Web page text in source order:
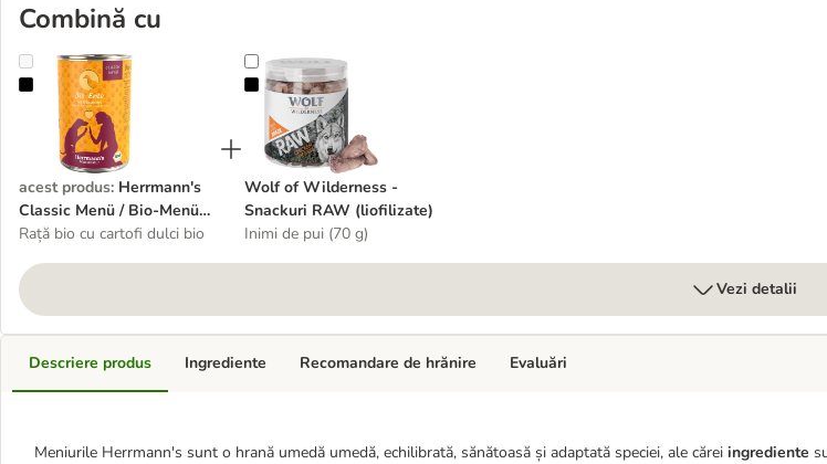
Combină cu
Herrmann's Classic Menü / Bio-Menü 12 x 400 g
acest produs: Herrmann's
Classic Menü / Bio-Menü
12 x 400 g
Rață bio cu cartofi dulci bio
Wolf of Wilderness - Snackuri RAW (liofilizate)
Wolf of Wilderness -
Snackuri RAW (liofilizate)
Inimi de pui (70 g)
Vezi detalii
Descriere produs
Meniurile Herrmann's sunt o hrană umedă umedă, echilibrată, sănătoasă și adaptată speciei, ale cărei ingrediente
Ingrediente Recomandare de hrănire Evaluări